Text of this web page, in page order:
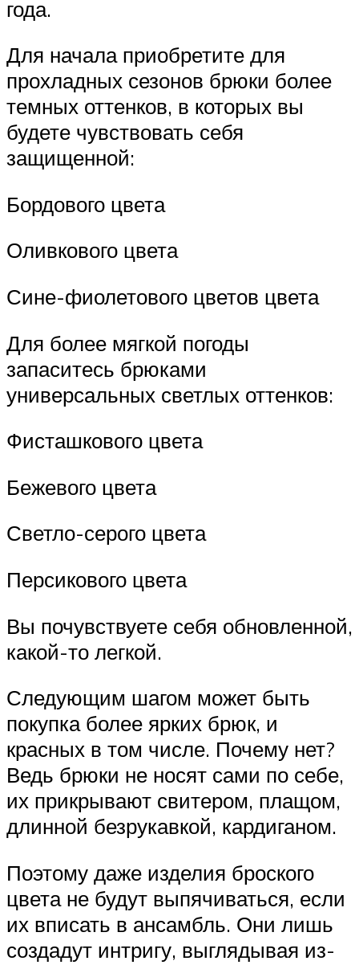
года.
Для начала приобретите для
прохладных сезонов брюки более
темных оттенков, в которых вы
будете чувствовать себя
защищенной:
Бордового цвета
Оливкового цвета
Сине-фиолетового цветов цвета
Для более мягкой погоды
запаситесь брюками
универсальных светлых оттенков:
Фисташкового цвета
Бежевого цвета
Светло-серого цвета
Персикового цвета
Вы почувствуете себя обновленной,
какой-то легкой.
Следующим шагом может быть
покупка более ярких брюк, и
красных в том числе. Почему нет?
Ведь брюки не носят сами по себе,
их прикрывают свитером, плащом,
длинной безрукавкой, кардиганом.
Поэтому даже изделия броского
цвета не будут выпячиваться, если
их вписать в ансамбль. Они лишь
создадут интригу, выглядывая из-